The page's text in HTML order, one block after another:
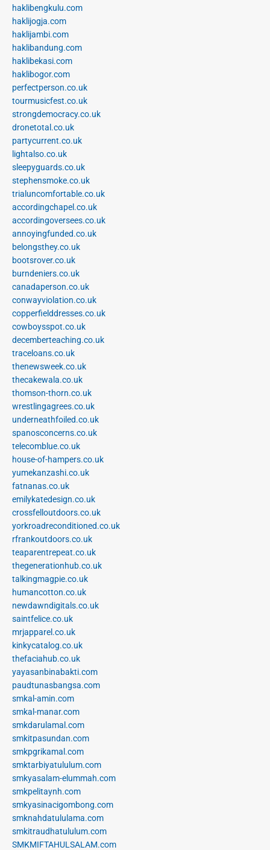
haklibengkulu.com
haklijogja.com
haklijambi.com
haklibandung.com
haklibekasi.com
haklibogor.com
perfectperson.co.uk
tourmusicfest.co.uk
strongdemocracy.co.uk
dronetotal.co.uk
partycurrent.co.uk
lightalso.co.uk
sleepyguards.co.uk
stephensmoke.co.uk
trialuncomfortable.co.uk
accordingchapel.co.uk
accordingoversees.co.uk
annoyingfunded.co.uk
belongsthey.co.uk
bootsrover.co.uk
burndeniers.co.uk
canadaperson.co.uk
conwayviolation.co.uk
copperfielddresses.co.uk
cowboysspot.co.uk
decemberteaching.co.uk
traceloans.co.uk
thenewsweek.co.uk
thecakewala.co.uk
thomson-thorn.co.uk
wrestlingagrees.co.uk
underneathfoiled.co.uk
spanosconcerns.co.uk
telecomblue.co.uk
house-of-hampers.co.uk
yumekanzashi.co.uk
fatnanas.co.uk
emilykatedesign.co.uk
crossfelloutdoors.co.uk
yorkroadreconditioned.co.uk
rfrankoutdoors.co.uk
teaparentrepeat.co.uk
thegenerationhub.co.uk
talkingmagpie.co.uk
humancotton.co.uk
newdawndigitals.co.uk
saintfelice.co.uk
mrjapparel.co.uk
kinkycatalog.co.uk
thefaciahub.co.uk
yayasanbinabakti.com
paudtunasbangsa.com
smkal-amin.com
smkal-manar.com
smkdarulamal.com
smkitpasundan.com
smkpgrikamal.com
smktarbiyatululum.com
smkyasalam-elummah.com
smkpelitaynh.com
smkyasinacigombong.com
smknahdatululama.com
smkitraudhatululum.com
SMKMIFTAHULSALAM.com